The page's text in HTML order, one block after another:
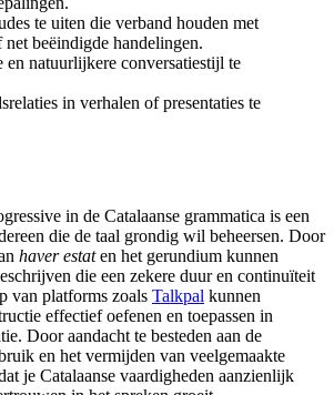
te uiten die verband houden met
beëindigde handelingen.
en natuurlijkere conversatiestijl te
in verhalen of presentaties te
in de Catalaanse grammatica is een
die de taal grondig wil beheersen. Door
haver estaten het gerundium kunnen
die een zekere duur en continuïteit
van platforms zoals Talkpal kunnen
effectief oefenen en toepassen in
Door aandacht te besteden aan de
en het vermijden van veelgemaakte
je Catalaanse vaardigheden aanzienlijk